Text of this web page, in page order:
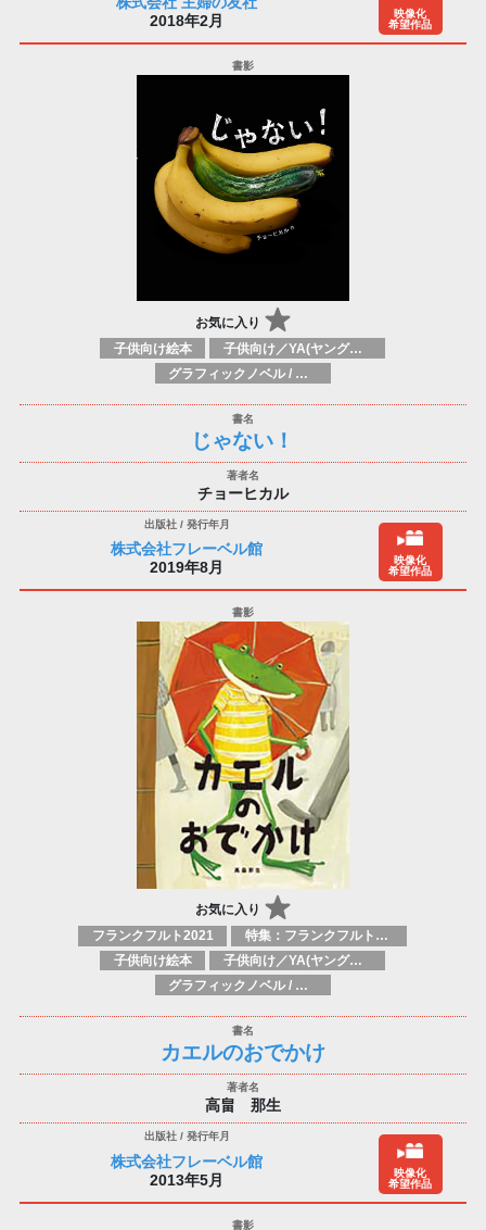
2018年2月
映像化
希望作品
お気に入り
子供向け絵本
子供向け／YA(ヤングアダルト)向け一般：芸術&芸術家
グラフィックノベル / コミックブック / 漫画：スタイル / 伝統
じゃない！
チョーヒカル
株式会社フレーベル館
2019年8月
映像化
希望作品
お気に入り
フランクフルト2021
特集：フランクフルト2025
子供向け絵本
子供向け／YA(ヤングアダルト)向け一般：芸術&芸術家
グラフィックノベル / コミックブック / 漫画：スタイル / 伝統
カエルのおでかけ
高畠 那生
株式会社フレーベル館
2013年5月
映像化
希望作品